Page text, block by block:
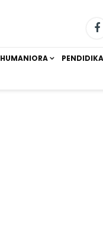
HUMANIORA